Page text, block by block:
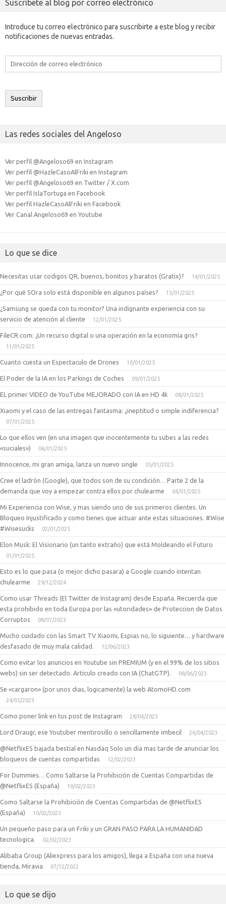
Suscríbete al blog por correo electrónico
Introduce tu correo electrónico para suscribirte a este blog y recibir
notificaciones de nuevas entradas.
Dirección
electrónico
Suscribir
Las redes sociales del Angeloso
Ver perfil @Angeloso69 en Instagram
Ver perfil @HazleCasoAlFriki en Instagram
Ver perfil @Angeloso69 en Twitter / X.com
Ver perfil IslaTortuga en Facebook
Ver perfil HazleCasoAlFriki en Facebook
Ver Canal Angeloso69 en Youtube
Lo que se dice
Necesitas usar codigos QR, buenos, bonitos y baratos (Gratix)? 14/01/2025
¿Por qué SOra solo está disponible en algunos países? 13/01/2025
¿Samsung se queda con tu monitor? Una indignante experiencia con su
servicio de atención al cliente
12/01/2025
FileCR.com: ¿Un recurso digital o una operación en la economía gris?
11/01/2025
Cuanto cuesta un Espectaculo de Drones 10/01/2025
El Poder de la IA en los Parkings de Coches 09/01/2025
EL primer VIDEO de YouTube MEJORADO con IA en HD 4k 08/01/2025
Xiaomi y el caso de las entregas fantasma: ¿ineptitud o simple indiferencia?
07/01/2025
Lo que ellos ven (en una imagen que inocentemente tu subes a las redes
«suciales»)
06/01/2025
Innocence, mi gran amiga, lanza un nuevo single 05/01/2025
Cree el ladrón (Google), que todos son de su condición… Parte 2 de la
demanda que voy a empezar contra ellos por chulearme
04/01/2025
Mi Experiencia con Wise, y mas siendo uno de sus primeros clientes. Un
Bloqueo Injustificado y como tienes que actuar ante estas situaciones. #Wise
#Wisesucks
02/01/2025
Elon Musk: El Visionario (un tanto extraño) que está Moldeando el Futuro
01/01/2025
Esto es lo que pasa (o mejor dicho pasara) a Google cuando intentan
chulearme
29/12/2024
Como usar Threads (El Twitter de Instagram) desde España. Recuerda que
esta prohibido en toda Europa por las «utoridades» de Proteccion de Datos
Corruptos
08/07/2023
Mucho cuidado con las Smart TV Xiaomi, Espias no, lo siguiente… y hardware
desfasado de muy mala calidad.
12/06/2023
Como evitar los anuncios en Youtube sin PREMIUM (y en el 99% de los sitios
webs) sin ser detectado. Articulo creado con IA (ChatGTP).
08/06/2023
Se «cargaron» (por unos dias, logicamente) la web AtomoHD.com
24/05/2023
Como poner link en tus post de Instagram 28/04/2023
Lord Draugr, ese Youtuber mentirosillo o sencillamente imbecil 26/04/2023
@NetflixES bajada bestial en Nasdaq Solo un dia mas tarde de anunciar los
bloqueos de cuentas compartidas
12/02/2023
For Dummies… Como Saltarse la Prohibición de Cuentas Compartidas de
@NetflixES (España)
10/02/2023
Como Saltarse la Prohibición de Cuentas Compartidas de @NetflixES
(España)
10/02/2023
Un pequeño paso para un Friki y un GRAN PASO PARA LA HUMANIDAD
tecnologica.
02/02/2023
Alibaba Group (Aliexpress para los amigos), llega a España con una nueva
tienda, Miravia
07/12/2022
Lo que se dijo